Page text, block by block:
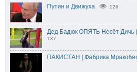
Путин и Движуха 126
Дед Бадюк ОПЯТЬ Несёт Дичь
137
ПАКИСТАН | Фабрика